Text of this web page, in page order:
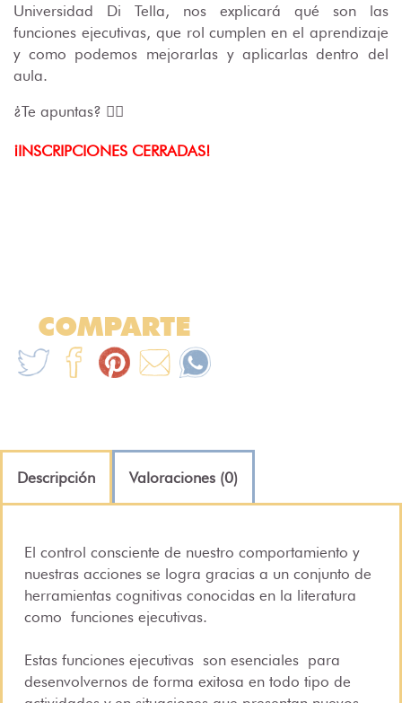
Universidad Di Tella, nos explicará qué son las
funciones ejecutivas, que rol cumplen en el aprendizaje
y como podemos mejorarlas y aplicarlas dentro del
aula.
¿Te apuntas? 🙋‍♀️
¡INSCRIPCIONES CERRADAS!
COMPARTE
Descripción Valoraciones (0)
El control consciente de nuestro comportamiento y
nuestras acciones se logra gracias a un conjunto de
herramientas cognitivas conocidas en la literatura
como funciones ejecutivas.
Estas funciones ejecutivas son esenciales para
desenvolvernos de forma exitosa en todo tipo de